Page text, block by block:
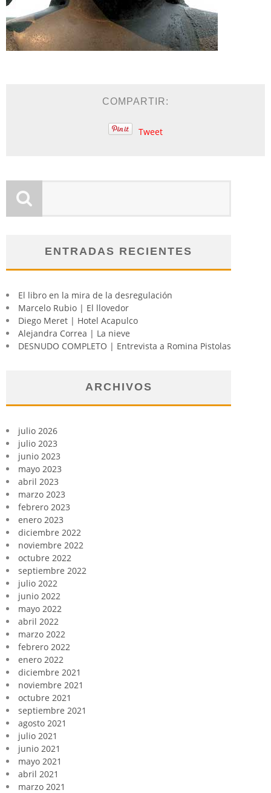
COMPARTIR:
Tweet
ENTRADAS RECIENTES
El libro en la mira de la desregulación
Marcelo Rubio | El llovedor
Diego Meret | Hotel Acapulco
Alejandra Correa | La nieve
DESNUDO COMPLETO | Entrevista a Romina Pistolas
ARCHIVOS
julio 2026
julio 2023
junio 2023
mayo 2023
abril 2023
marzo 2023
febrero 2023
enero 2023
diciembre 2022
noviembre 2022
octubre 2022
septiembre 2022
julio 2022
junio 2022
mayo 2022
abril 2022
marzo 2022
febrero 2022
enero 2022
diciembre 2021
noviembre 2021
octubre 2021
septiembre 2021
agosto 2021
julio 2021
junio 2021
mayo 2021
abril 2021
marzo 2021